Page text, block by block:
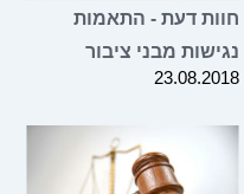
חוות דעת - התאמות
נגישות מבני ציבור
23.08.2018